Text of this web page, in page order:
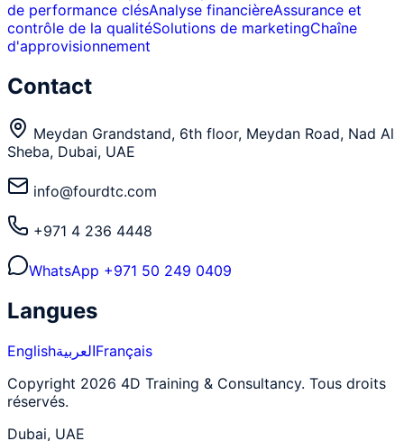
de performance clésAnalyse financièreAssurance et
contrôle de la qualitéSolutions de marketingChaîne
d'approvisionnement
Contact
Meydan Grandstand, 6th floor, Meydan Road, Nad Al
Sheba, Dubai, UAE
info@fourdtc.com
+971 4 236 4448
WhatsApp +971 50 249 0409
Langues
EnglishالعربيةFrançais
Copyright 2026 4D Training & Consultancy. Tous droits
réservés.
Dubai, UAE